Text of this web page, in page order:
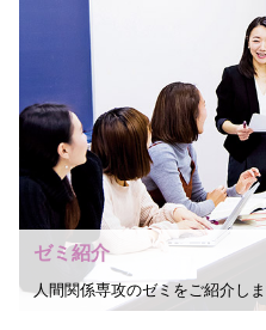
ゼミ紹介
人間関係専攻のゼミをご紹介し